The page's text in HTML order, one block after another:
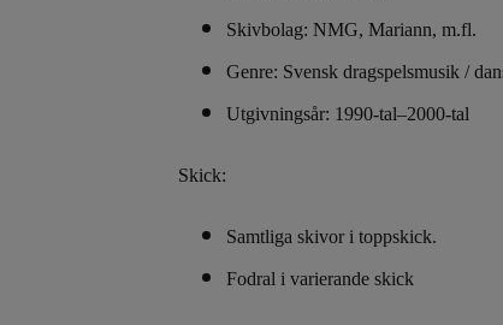
Skivbolag: NMG, Mariann, m.fl.
Genre: Svensk dragspelsmusik /
Utgivningsår: 1990-tal–2000-tal
Skick:
Samtliga skivor i toppskick.
Fodral i varierande skick